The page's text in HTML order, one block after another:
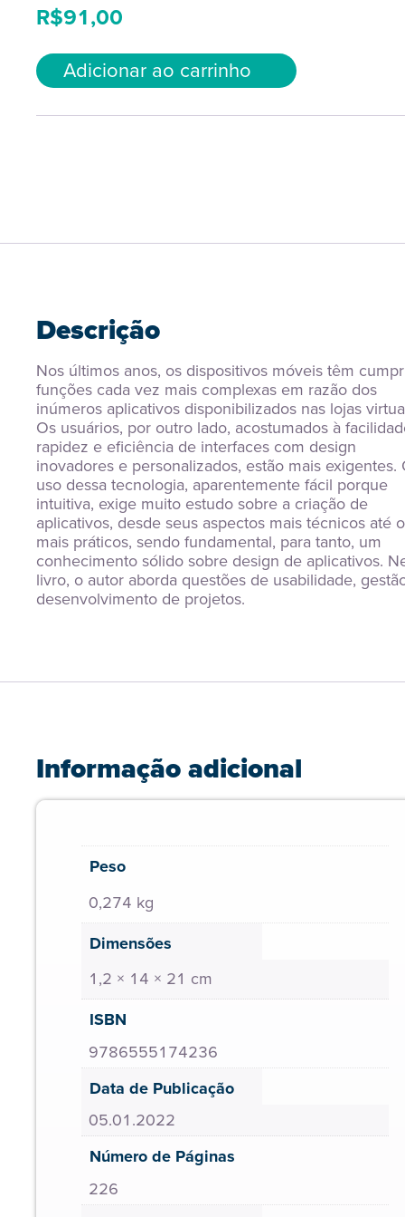
R$91,00
Adicionar ao carrinho
Descrição
Nos últimos anos, os dispositivos móveis têm
funções cada vez mais complexas em razão dos
inúmeros aplicativos disponibilizados nas lojas
Os usuários, por outro lado, acostumados à
rapidez e eficiência de interfaces com design
inovadores e personalizados, estão mais exigentes.
uso dessa tecnologia, aparentemente fácil porque
intuitiva, exige muito estudo sobre a criação de
aplicativos, desde seus aspectos mais técnicos até
mais práticos, sendo fundamental, para tanto, um
conhecimento sólido sobre design de aplicativos.
livro, o autor aborda questões de usabilidade,
desenvolvimento de projetos.
Informação adicional
Peso
0,274 kg
Dimensões
1,2 × 14 × 21 cm
ISBN
9786555174236
Data de Publicação
05.01.2022
Número de Páginas
226